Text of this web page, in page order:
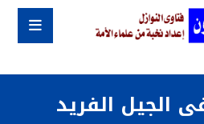
الجيل الفريد